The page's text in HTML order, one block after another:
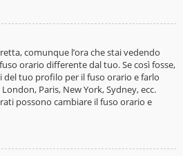
comunque l’ora che stai vedendo
orario differente dal tuo. Se così fosse,
del tuo profilo per il fuso orario e farlo
Paris, New York, Sydney, ecc.
possono cambiare il fuso orario e